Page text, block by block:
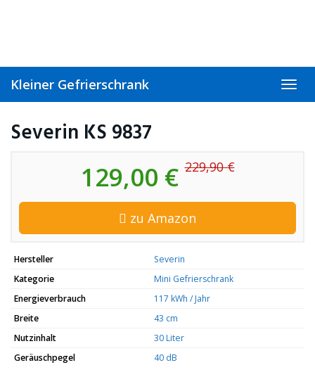
Kleiner Gefrierschrank
Severin KS 9837
129,00 €229,90 €
zu Amazon
Hersteller
Severin
Kategorie
Mini Gefrierschrank
Energieverbrauch
117 kWh / Jahr
Breite
43 cm
Nutzinhalt
30 Liter
Geräuschpegel
40 dB